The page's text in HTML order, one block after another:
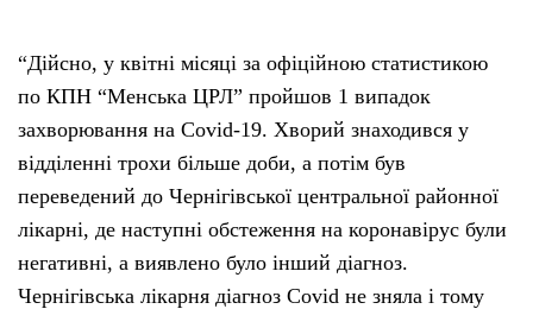
“Дійсно, у квітні місяці за офіційною статистикою
по КПН “Менська ЦРЛ” пройшов 1 випадок
захворювання на Covid-19. Хворий знаходився у
відділенні трохи більше доби, а потім був
переведений до Чернігівської центральної районної
лікарні, де наступні обстеження на коронавірус були
негативні, а виявлено було інший діагноз.
Чернігівська лікарня діагноз Covid не зняла і тому